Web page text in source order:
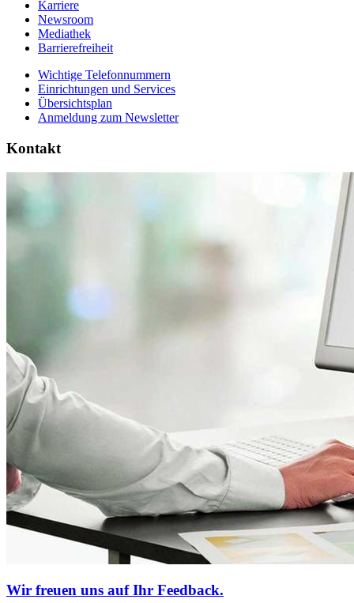
Karriere
Newsroom
Mediathek
Barrierefreiheit
Wichtige Telefonnummern
Einrichtungen und Services
Übersichtsplan
Anmeldung zum Newsletter
Kontakt
Wir freuen uns auf Ihr Feedback.